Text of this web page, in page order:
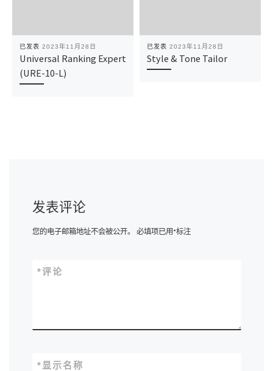
已发表 2023年11月28日
Universal Ranking Expert
(URE-10-L)
已发表 2023年11月28日
Style & Tone Tailor
发表评论
您的电子邮箱地址不会被公开。 必填项已用*标注
评论
*
显示名称
*